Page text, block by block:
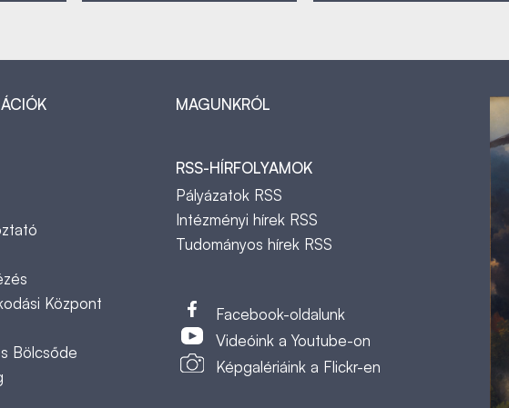
Központ
Bölcsőde
MAGUNKRÓL
RSS-HÍRFOLYAMOK
Pályázatok RSS
Intézményi hírek RSS
Tudományos hírek RSS
Facebook-oldalunk
Videóink a Youtube-on
Képgalériáink a Flickr-en